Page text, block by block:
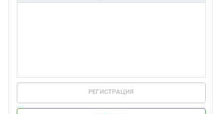
РЕГИСТРАЦИЯ